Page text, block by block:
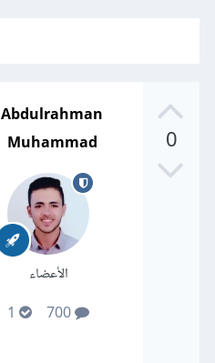
0
Abdulrahman
Muhammad
الأعضاء